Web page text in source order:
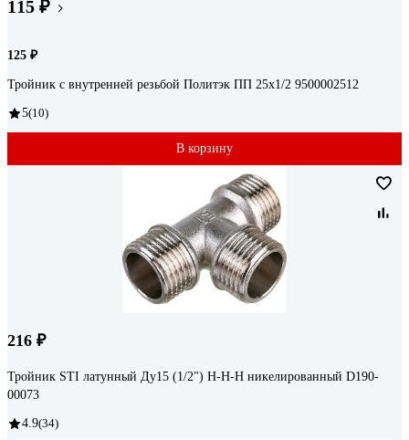
115 ₽
125 ₽
Тройник с внутренней резьбой Политэк ПП 25х1/2 9500002512
5(10)
В корзину
216 ₽
Тройник STI латунный Ду15 (1/2") Н-Н-Н никелированный D190-
00073
4.9(34)